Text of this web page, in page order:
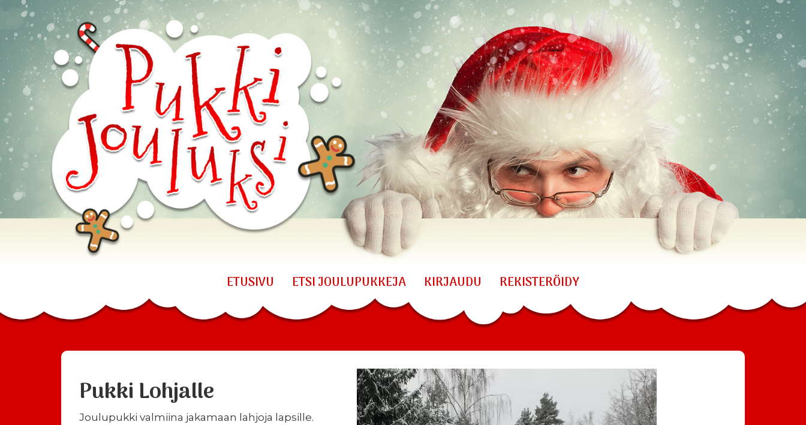
ETUSIVU ETSI JOULUPUKKEJA KIRJAUDU REKISTERÖIDY
Pukki Lohjalle
Joulupukki valmiina jakamaan lahjoja lapsille.